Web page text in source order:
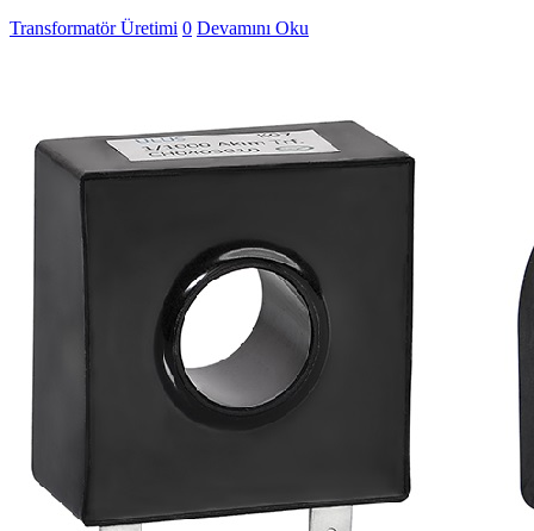
Transformatör Üretimi 0 Devamını Oku